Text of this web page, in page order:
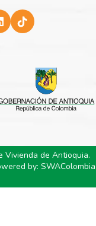
Vivienda de Antioquia.
by: SWAColombia